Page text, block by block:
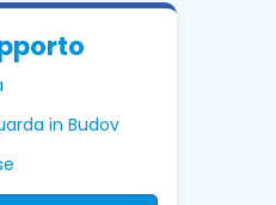
in Budov